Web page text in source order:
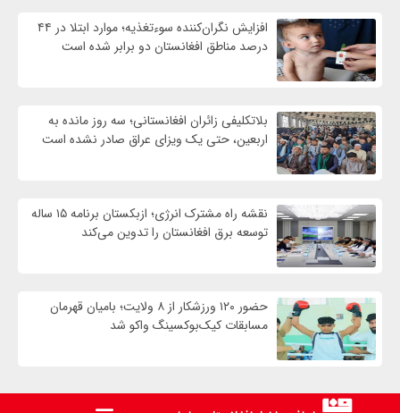
افزایش نگران‌کننده سوءتغذیه؛ موارد ابتلا در ۴۴
درصد مناطق افغانستان دو برابر شده است
بلاتکلیفی زائران افغانستانی؛ سه روز مانده به
اربعین، حتی یک ویزای عراق صادر نشده است
نقشه راه مشترک انرژی؛ ازبکستان برنامه ۱۵ ساله
توسعه برق افغانستان را تدوین می‌کند
حضور ۱۲۰ ورزشکار از ۸ ولایت؛ بامیان قهرمان
مسابقات کیک‌بوکسینگ واکو شد